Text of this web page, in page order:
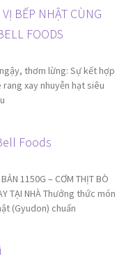
BẾP NHẬT CÙNG
FOODS
thơm lừng: Sự kết hợp
xay nhuyễn hạt siêu
Foods
1150G – CƠM THỊT BÒ
TẠI NHÀ Thưởng thức món
(Gyudon) chuẩn